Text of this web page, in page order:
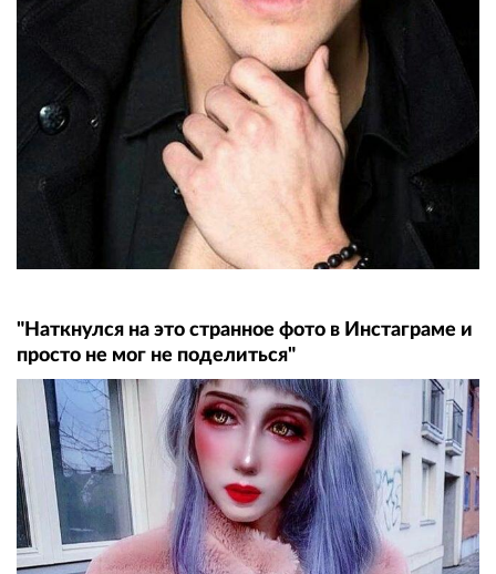
"Наткнулся на это странное фото в Инстаграме и
просто не мог не поделиться"